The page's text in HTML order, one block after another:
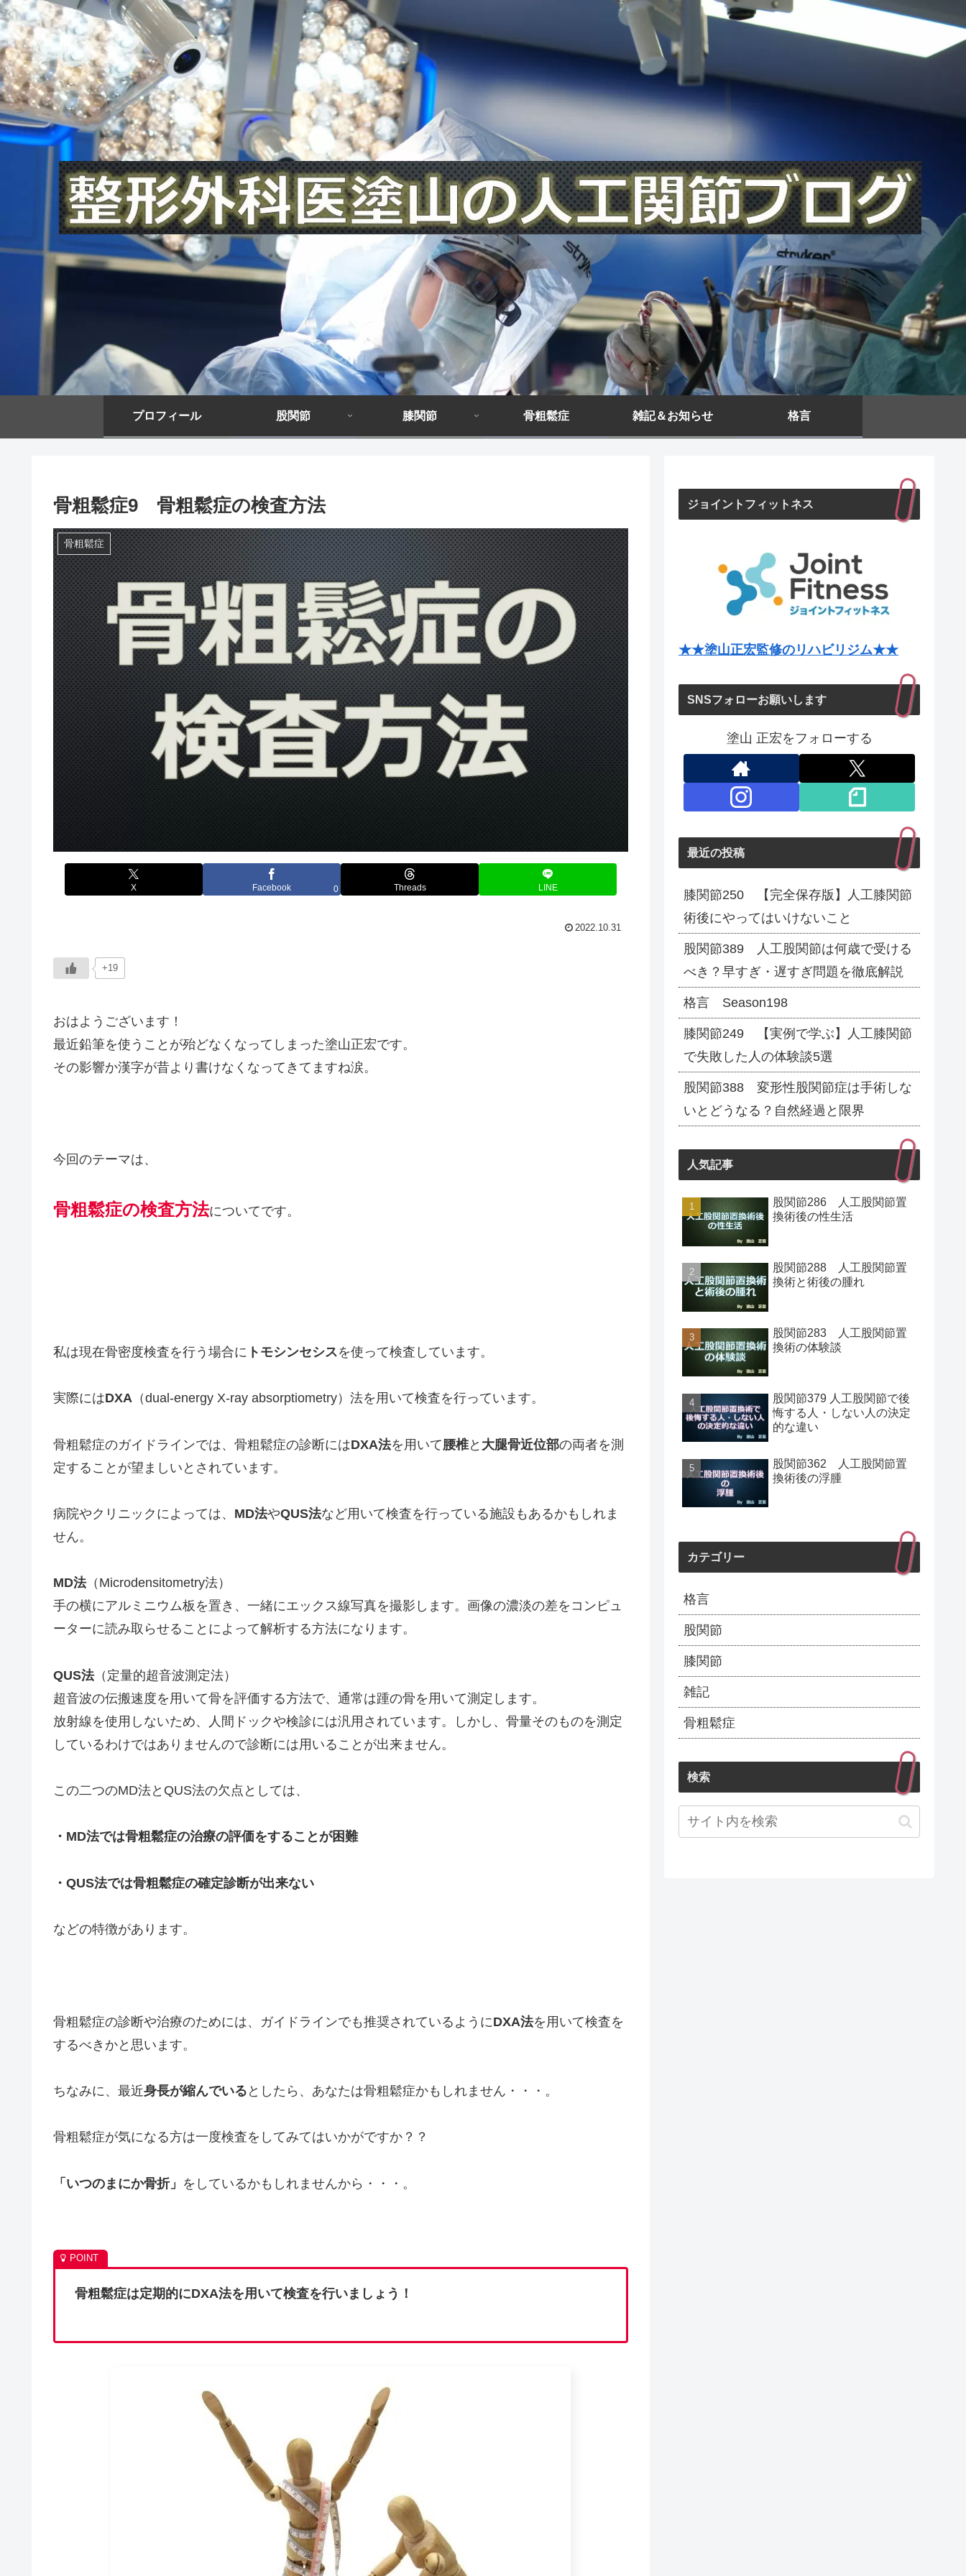
プロフィール 股関節 膝関節 骨粗鬆症 雑記＆お知らせ 格言
骨粗鬆症9 骨粗鬆症の検査方法
骨粗鬆症
X Facebook 0 Threads LINE
2022.10.31
+19
おはようございます！
最近鉛筆を使うことが殆どなくなってしまった塗山正宏です。
その影響か漢字が昔より書けなくなってきてますね涙。
今回のテーマは、
骨粗鬆症の検査方法についてです。
私は現在骨密度検査を行う場合に トモシンセシスを使って検査しています。
実際にはDXA （dual-energy X-ray absorptiometry）法を用いて検査を行っています。
骨粗鬆症のガイドラインでは、骨粗鬆症の診断にはDXA法を用いて腰椎と 大腿骨近位部の両者を測
定することが望ましいとされています。
病院やクリニックによっては、 MD法やQUS法など用いて検査を行っている施設もあるかもしれま
せん。
MD法（Microdensitometry法）
手の横にアルミニウム板を置き、一緒にエックス線写真を撮影します。画像の濃淡の差をコンピュ
ーターに読み取らせることによって解析する方法になります。
QUS法（定量的超音波測定法）
超音波の伝搬速度を用いて骨を評価する方法で、通常は踵の骨を用いて測定します。
放射線を使用しないため、人間ドックや検診には汎用されています。しかし、骨量そのものを測定
しているわけではありませんので診断には用いることが出来ません。
この二つのMD法とQUS法の欠点としては、
・MD法では骨粗鬆症の治療の評価をすることが困難
・QUS法では骨粗鬆症の確定診断が出来ない
などの特徴があります。
骨粗鬆症の診断や治療のためには、ガイドラインでも推奨されているようにDXA法を用いて検査を
するべきかと思います。
ちなみに、最近身長が縮んでいる としたら、あなたは骨粗鬆症かもしれません・・・。
骨粗鬆症が気になる方は一度検査をしてみてはいかがですか？？
「いつのまにか骨折」 をしているかもしれませんから・・・。
骨粗鬆症は定期的にDXA法を用いて検査を行いましょう！
ジョイントフィットネス
★★塗山正宏監修のリハビリジム★★
SNSフォローお願いします
塗山 正宏をフォローする
最近の投稿
膝関節250 【完全保存版】人工膝関節
術後にやってはいけないこと
股関節389 人工股関節は何歳で受ける
べき？早すぎ・遅すぎ問題を徹底解説
格言 Season198
膝関節249 【実例で学ぶ】人工膝関節
で失敗した人の体験談5選
股関節388 変形性股関節症は手術しな
いとどうなる？自然経過と限界
人気記事
股関節286 人工股関節置
換術後の性生活
股関節288 人工股関節置
換術と術後の腫れ
股関節283 人工股関節置
換術の体験談
股関節379 人工股関節で後
悔する人・しない人の決定
的な違い
股関節362 人工股関節置
換術後の浮腫
カテゴリー
格言
股関節
膝関節
雑記
骨粗鬆症
検索